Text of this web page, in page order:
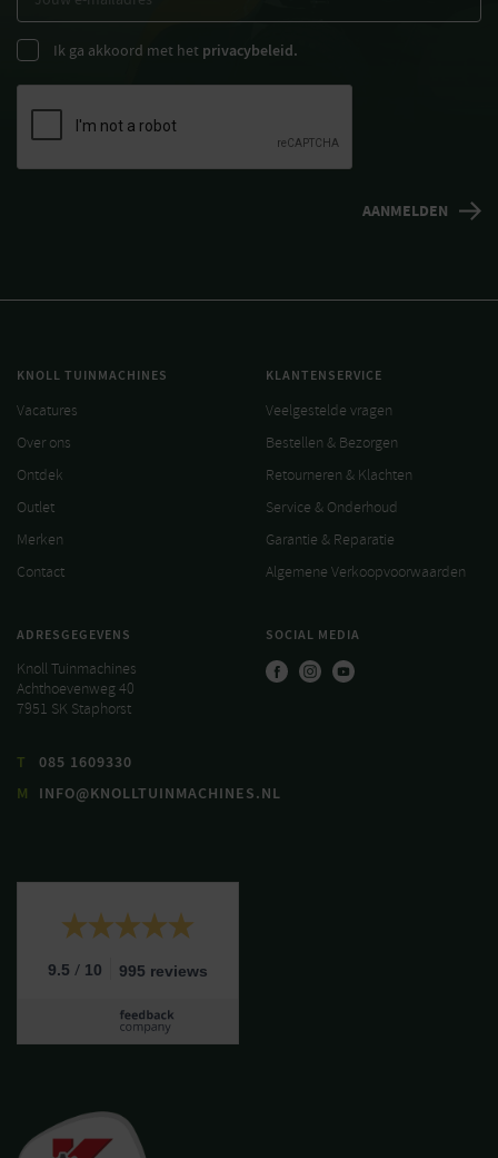
Ik ga akkoord met het privacybeleid.
KNOLL TUINMACHINES
Vacatures
Over ons
Ontdek
Outlet
Merken
Contact
KLANTENSERVICE
Veelgestelde vragen
Bestellen & Bezorgen
Retourneren & Klachten
Service & Onderhoud
Garantie & Reparatie
Algemene Verkoopvoorwaarden
ADRESGEGEVENS
Knoll Tuinmachines
Achthoevenweg 40
7951 SK Staphorst
T
085 1609330
M
INFO@KNOLLTUINMACHINES.NL
SOCIAL MEDIA
9.5 / 10 995 reviews